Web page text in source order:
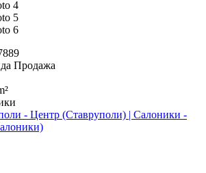
Продажа
- Центр (Ставруполи) | Салоники -